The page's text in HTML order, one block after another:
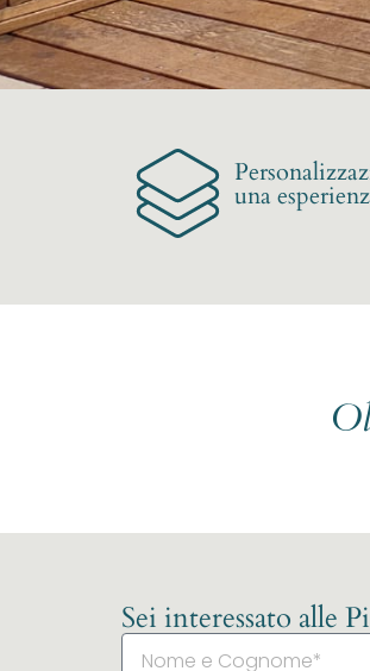
una
Sei interessato alle